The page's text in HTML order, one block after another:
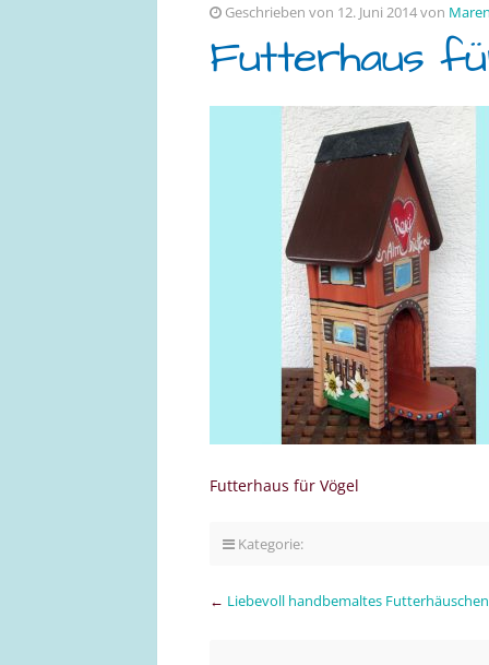
Geschrieben von 12. Juni 2014 von
Futterhaus
Futterhaus für Vögel
Kategorie:
← Liebevoll handbemaltes